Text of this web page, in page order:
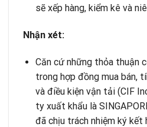
sẽ xếp hàng, kiểm kê và
Nhận xét:
Căn cứ những thỏa thuận
trong hợp đồng mua bán,
và điều kiện vận tải (CIF
ty xuất khẩu là
đã chịu trách nhiệm ký